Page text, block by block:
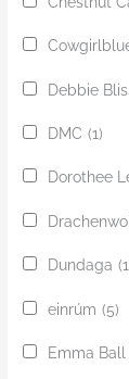
Debbie
DMC (1)
Dorothee
Dundaga
einrúm (5)
Emma Ball